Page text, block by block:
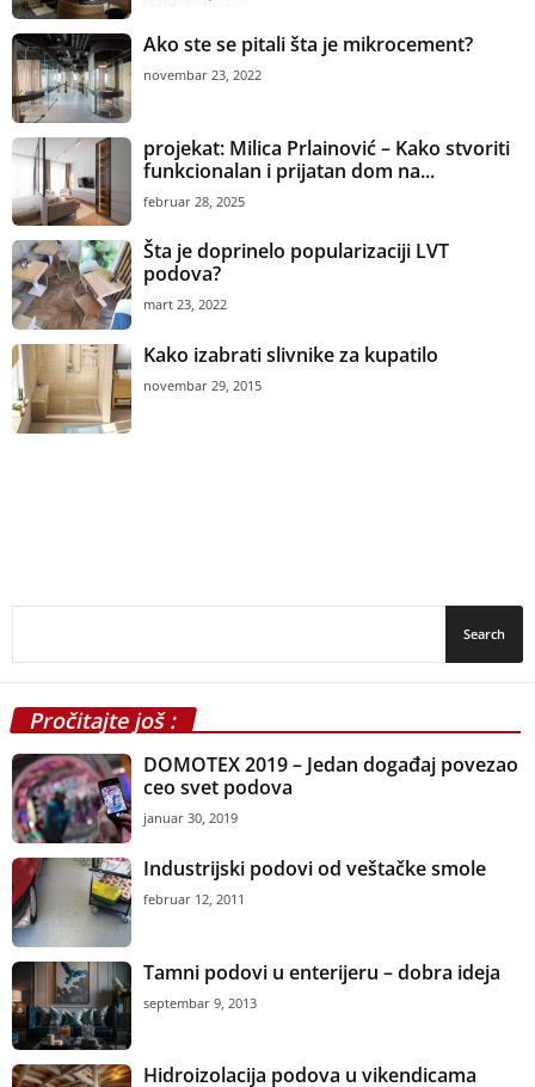
Ako ste se pitali šta je mikrocement?
novembar 23, 2022
projekat: Milica Prlainović – Kako stvoriti
funkcionalan i prijatan dom na...
februar 28, 2025
Šta je doprinelo popularizaciji LVT
podova?
mart 23, 2022
Kako izabrati slivnike za kupatilo
novembar 29, 2015
Pročitajte još :
DOMOTEX 2019 – Jedan događaj povezao
ceo svet podova
januar 30, 2019
Industrijski podovi od veštačke smole
februar 12, 2011
Tamni podovi u enterijeru – dobra ideja
septembar 9, 2013
Hidroizolacija podova u vikendicama